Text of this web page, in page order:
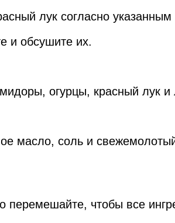
лук согласно указанным
и обсушите их.
огурцы, красный лук и
масло, соль и
перемешайте, чтобы все